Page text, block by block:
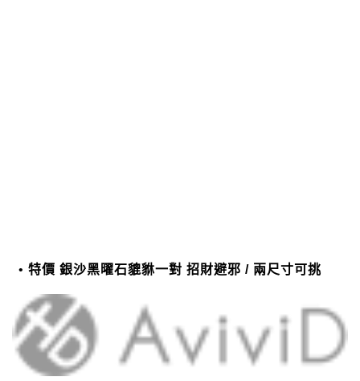
特價 銀沙黑曜石貔貅一對 招財避邪 / 兩尺寸可挑